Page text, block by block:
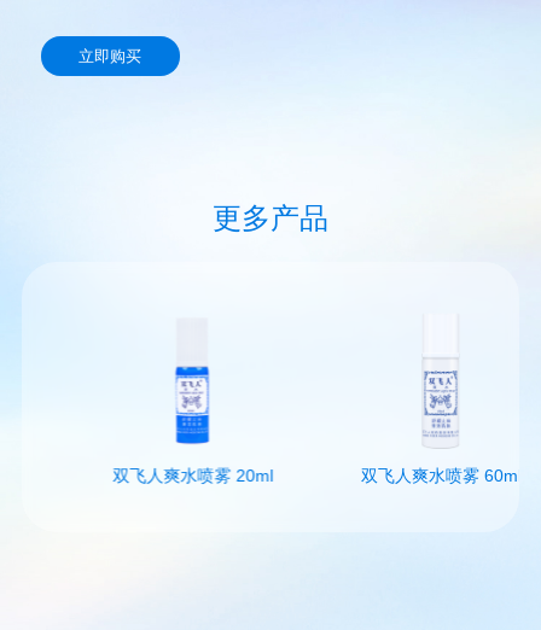
立即购买
更多产品
双飞人爽水喷雾 20ml 双飞人爽水喷雾 60ml